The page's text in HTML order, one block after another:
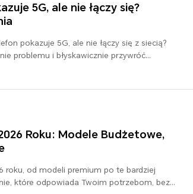
5G, ale nie łączy się?
pokazuje 5G, ale nie łączy się z siecią?
problemu i błyskawicznie przywróć
Roku: Modele Budżetowe,
roku, od modeli premium po te bardziej
które odpowiada Twoim potrzebom, bez